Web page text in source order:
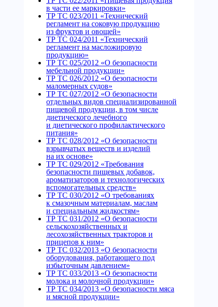
в части ее маркировки»
ТР ТС 023/2011 «Технический
регламент на соковую продукцию
из фруктов и овощей»
ТР ТС 024/2011 «Технический
регламент на масложировую
продукцию»
ТР ТС 025/2012 «О безопасности
мебельной продукции»
ТР ТС 026/2012 «О безопасности
маломерных судов»
ТР ТС 027/2012 «О безопасности
отдельных видов специализированной
пищевой продукции, в том числе
диетического лечебного
и диетического профилактического
питания»
ТР ТС 028/2012 «О безопасности
взрывчатых веществ и изделий
на их основе»
ТР ТС 029/2012 «Требования
безопасности пищевых добавок,
ароматизаторов и технологических
вспомогательных средств»
ТР ТС 030/2012 «О требованиях
к смазочным материалам, маслам
и специальным жидкостям»
ТР ТС 031/2012 «О безопасности
сельскохозяйственных и
лесохозяйственных тракторов и
прицепов к ним»
ТР ТС 032/2013 «О безопасности
оборудования, работающего под
избыточным давлением»
ТР ТС 033/2013 «О безопасности
молока и молочной продукции»
ТР ТС 034/2013 «О безопасности мяса
и мясной продукции»